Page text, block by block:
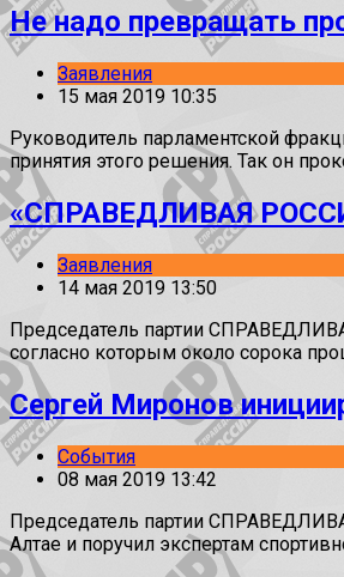
Не надо превращать
Заявления
15 мая 2019 10:35
Руководитель парламентской
принятия этого решения. Так он
«СПРАВЕДЛИВАЯ
Заявления
14 мая 2019 13:50
Председатель партии
согласно которым около сорока
Сергей Миронов
События
08 мая 2019 13:42
Председатель партии
Алтае и поручил экспертам